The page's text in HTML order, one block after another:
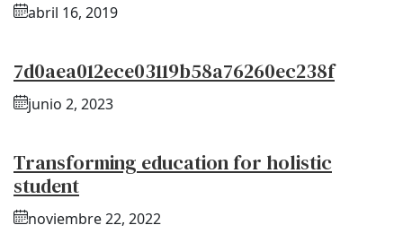
abril 16, 2019
7d0aea012ece03119b58a76260ec238f
junio 2, 2023
Transforming education for holistic
student
noviembre 22, 2022